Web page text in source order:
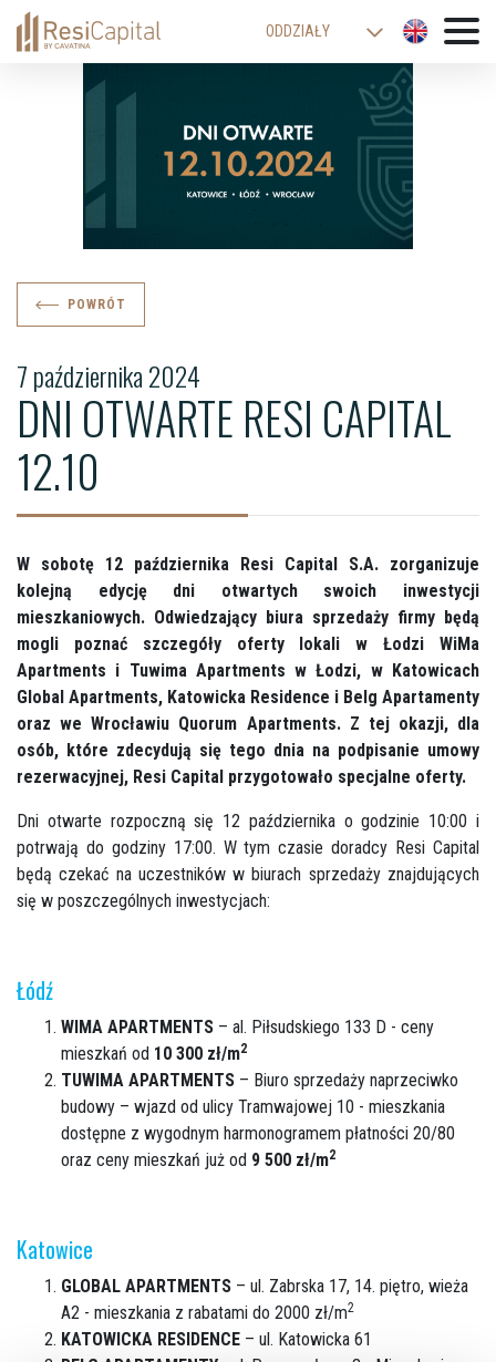
ODDZIAŁY
KRAKÓW
ŁÓDŹ
DNI OTWARTE RESI CAPITAL
12.10
7 października 2024
POWRÓT
W sobotę 12 października Resi Capital S.A. zorganizuje
kolejną edycję dni otwartych swoich inwestycji
mieszkaniowych. Odwiedzający biura sprzedaży firmy będą
mogli poznać szczegóły oferty lokali w Łodzi WiMa
Apartments i Tuwima Apartments w Łodzi, w Katowicach
Global Apartments, Katowicka Residence i Belg Apartamenty
oraz we Wrocławiu Quorum Apartments. Z tej okazji, dla
osób, które zdecydują się tego dnia na podpisanie umowy
rezerwacyjnej, Resi Capital przygotowało specjalne oferty.
Dni otwarte rozpoczną się 12 października o godzinie 10:00 i
potrwają do godziny 17:00. W tym czasie doradcy Resi Capital
będą czekać na uczestników w biurach sprzedaży znajdujących
się w poszczególnych inwestycjach:
Łódź
WIMA APARTMENTS – al. Piłsudskiego 133 D - ceny
mieszkań od 10 300 zł/m2
TUWIMA APARTMENTS – Biuro sprzedaży naprzeciwko
budowy – wjazd od ulicy Tramwajowej 10 - mieszkania
dostępne z wygodnym harmonogramem płatności 20/80
oraz ceny mieszkań już od 9 500 zł/m2
Katowice
GLOBAL APARTMENTS – ul. Zabrska 17, 14. piętro, wieża
A2 - mieszkania z rabatami do 2000 zł/m2
KATOWICKA RESIDENCE – ul. Katowicka 61